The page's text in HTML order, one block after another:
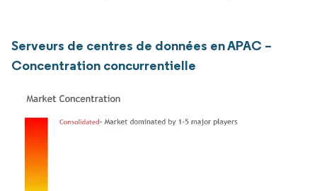
Serveurs de centres de données en APAC –
Concentration concurrentielle